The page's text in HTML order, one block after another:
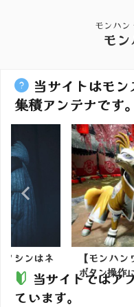
モンハン
モ
当サイトはモ
集積アンテナです。
シンはネ
【モンハ
ボタン操作
当サイトではア
ています。